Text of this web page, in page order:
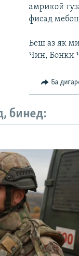
амрикоӣ
фисад
Беш аз як
Чин, Бонки
Ба
бинед: